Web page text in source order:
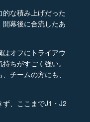
な積み上げだった
幕後に合流したあ
オフにトライアウ
ちがすごく強い。
チームの方にも、
、ここまでJ1・J2